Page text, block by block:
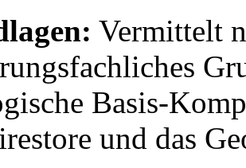
Vermittelt
Basis-
und das